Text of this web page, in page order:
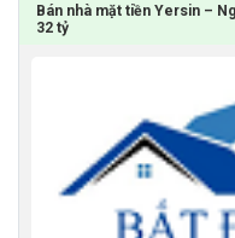
Bán nhà mặt tiền Yersin –
32 tỷ